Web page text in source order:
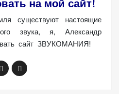
существуют настоящие
звука, я, Александр
сайт ЗВУКОМАНИЯ!